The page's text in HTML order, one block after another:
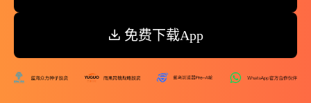
免费下载App